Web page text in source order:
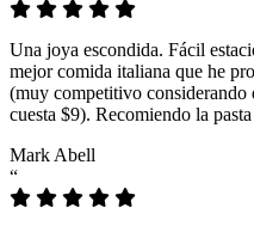
Una joya escondida. Fácil
mejor comida italiana que he
(muy competitivo
cuesta $9). Recomiendo la
Mark Abell
“